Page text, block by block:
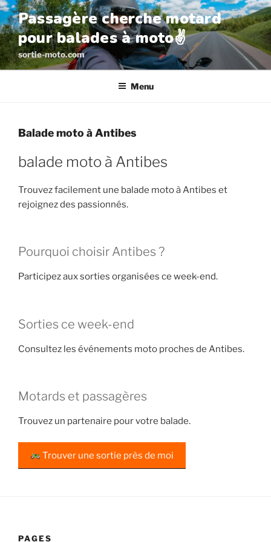
Aller
au
contenu
principal
Passagère cherche motard
pour balades à moto✌️
sortie-moto.com
Menu
Balade moto à Antibes
balade moto à Antibes
Trouvez facilement une balade moto à Antibes et
rejoignez des passionnés.
Pourquoi choisir Antibes ?
Participez aux sorties organisées ce week-end.
Sorties ce week-end
Consultez les événements moto proches de Antibes.
Motards et passagères
Trouvez un partenaire pour votre balade.
Trouver une sortie près de moi
PAGES